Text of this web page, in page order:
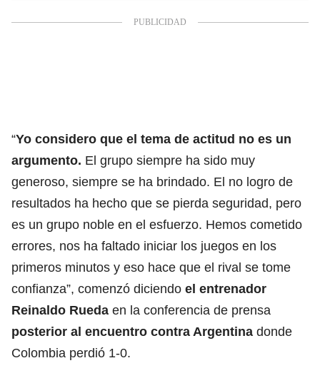
“Yo considero que el tema de actitud no es un
argumento. El grupo siempre ha sido muy
generoso, siempre se ha brindado. El no logro de
resultados ha hecho que se pierda seguridad, pero
es un grupo noble en el esfuerzo. Hemos cometido
errores, nos ha faltado iniciar los juegos en los
primeros minutos y eso hace que el rival se tome
confianza”, comenzó diciendo el entrenador
Reinaldo Rueda en la conferencia de prensa
posterior al encuentro contra Argentina donde
Colombia perdió 1-0.